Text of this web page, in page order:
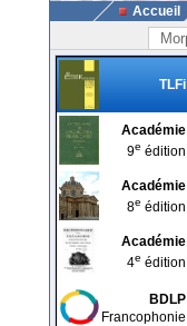
Accueil
TLFi
Académie
9e édition
Académie
8e édition
Académie
4e édition
BDLP
Francophonie